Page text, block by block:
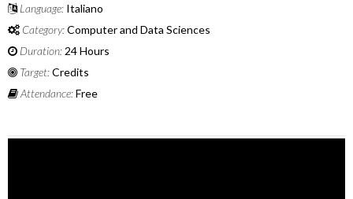
Language: Italiano
Category:Computer and Data Sciences
Duration: 24 Hours
Target:Credits
Attendance:Free